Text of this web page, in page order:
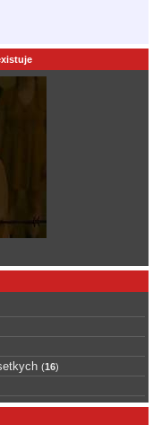
(16)